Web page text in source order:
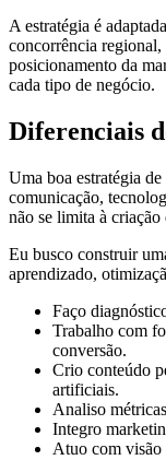
A estratégia é
concorrência regional,
posicionamento da
cada tipo de negócio.
Diferenciais
Uma boa estratégia
comunicação,
não se limita à
Eu busco construir
aprendizado,
Faço
Trabalho com
conversão.
Crio conteúdo
artificiais.
Analiso
Integro
Atuo com visão